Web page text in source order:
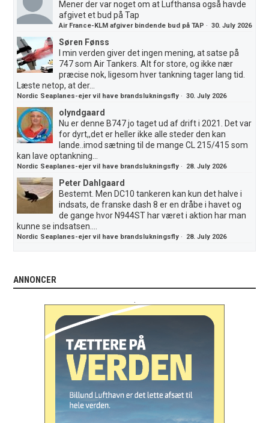
Mener der var noget om at Lufthansa også havde
afgivet et bud på Tap
Air France-KLM afgiver bindende bud på TAP ·30. July 2026
Søren Fønss
I min verden giver det ingen mening, at satse på
747 som Air Tankers. Alt for store, og ikke nær
præcise nok, ligesom hver tankning tager lang tid.
Læste netop, at der...
Nordic Seaplanes-ejer vil have brandslukningsfly ·30. July 2026
olyndgaard
Nu er denne B747 jo taget ud af drift i 2021. Det var
for dyrt,,det er heller ikke alle steder den kan
lande..imod sætning til de mange CL 215/415 som
kan lave optankning...
Nordic Seaplanes-ejer vil have brandslukningsfly · 28. July 2026
Peter Dahlgaard
Bestemt. Men DC10 tankeren kan kun det halve i
indsats, de franske dash 8 er en dråbe i havet og
de gange hvor N944ST har været i aktion har man
kunne se indsatsen....
Nordic Seaplanes-ejer vil have brandslukningsfly · 28. July 2026
ANNONCER